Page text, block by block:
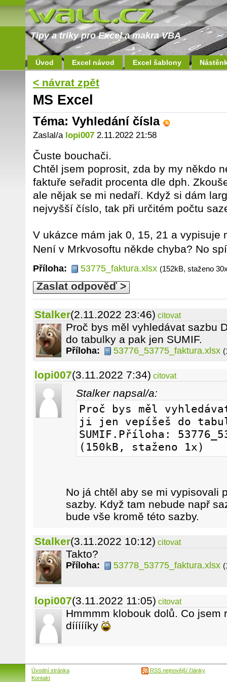
Tipy a triky pro Excel a makra VBA
Úvod Excel návod Excel šablony
< návrat zpět
MS Excel
Téma: Vyhledání čísla
Zaslal/a lopi007 2.11.2022 21:58
Čuste bouchači.
Chtěl jsem poprosit, zda by my někdo
faktuře seřadit procenta dle dph.
ale nějak se mi nedaří. Když si dám
nejvyšší číslo, tak při určitém počtu
V ukázce mám jak 0, 15, 21 a vypisuje
Není v Mrkvosoftu někde chyba? No
Příloha: 53775_faktura.xlsx (152kB, staženo
Zaslat odpověď >
Stalker(2.11.2022 23:46) citovat
Proč bys měl vyhledávat sazbu
do tabulky a pak jen SUMIF.
Příloha: 53776_53775_faktura.xlsx
lopi007(3.11.2022 7:34) citovat
Stalker napsal/a:
Proč bys měl
ji jen vepíšeš do
SUMIF.Příloha:
(150kB, staženo 1x)
No já chtěl aby se mi vypisovali
sazby. Když tam nebude např
bude vše kromě této sazby.
Stalker(3.11.2022 10:12) citovat
Takto?
Příloha: 53778_53775_faktura.xlsx
lopi007(3.11.2022 11:05) citovat
Hmmmm klobouk dolů. Co jsem
díííííky
Úvodní stránka
Kontakt
RSS nejnovější články